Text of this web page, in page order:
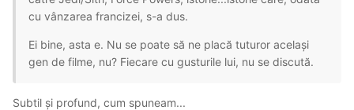
cu vânzarea francizei, s-a dus.
Ei bine, asta e. Nu se poate să ne placă tuturor același
gen de filme, nu? Fiecare cu gusturile lui, nu se discută.
Subtil și profund, cum spuneam...